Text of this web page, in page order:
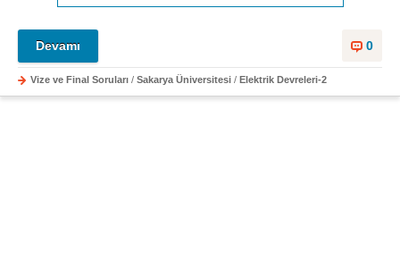
0
Devamı
Vize ve Final Soruları / Sakarya Üniversitesi / Elektrik Devreleri-2